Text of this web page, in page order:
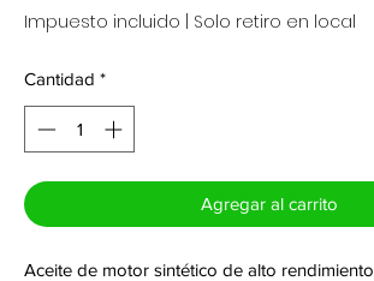
de
Impuesto incluido Solo retiro en local
Cantidad *
Agregar al carrito
Aceite de motor sintético de alto